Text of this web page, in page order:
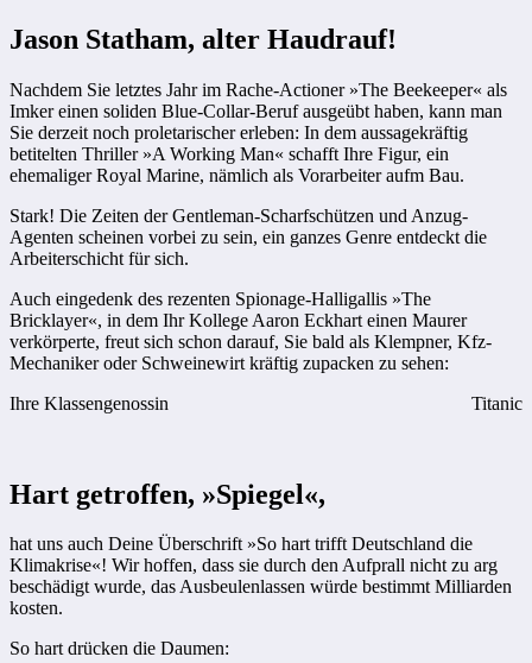
Jason Statham, alter Haudrauf!
Nachdem Sie letztes Jahr im Rache-Actioner »The Beekeeper« als
Imker einen soliden Blue-Collar-Beruf ausgeübt haben, kann man
Sie derzeit noch proletarischer erleben: In dem aussagekräftig
betitelten Thriller »A Working Man« schafft Ihre Figur, ein
ehemaliger Royal Marine, nämlich als Vorarbeiter aufm Bau.
Stark! Die Zeiten der Gentleman-Scharfschützen und Anzug-
Agenten scheinen vorbei zu sein, ein ganzes Genre entdeckt die
Arbeiterschicht für sich.
Auch eingedenk des rezenten Spionage-Halligallis »The
Bricklayer«, in dem Ihr Kollege Aaron Eckhart einen Maurer
verkörperte, freut sich schon darauf, Sie bald als Klempner, Kfz-
Mechaniker oder Schweinewirt kräftig zupacken zu sehen:
Ihre Klassengenossin
Titanic
Hart getroffen, »Spiegel«,
hat uns auch Deine Überschrift »So hart trifft Deutschland die
Klimakrise«! Wir hoffen, dass sie durch den Aufprall nicht zu arg
beschädigt wurde, das Ausbeulenlassen würde bestimmt Milliarden
kosten.
So hart drücken die Daumen: